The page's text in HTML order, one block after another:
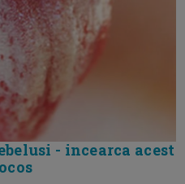
- incearca acest